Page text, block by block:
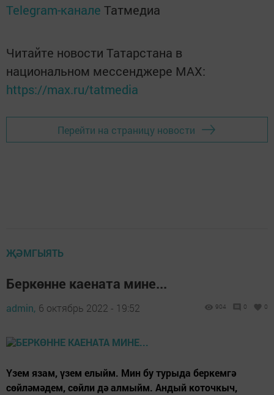
Telegram-канале Татмедиа
Читайте новости Татарстана в
национальном мессенджере MАХ:
https://max.ru/tatmedia
Перейти на страницу новости
ҖӘМГЫЯТЬ
Беркөнне каената мине...
admin, 6 октябрь 2022 - 19:52 904 0 0
Үзем язам, үзем елыйм. Мин бу турыда беркемгә
сөйләмәдем, сөйли дә алмыйм. Андый коточкыч,